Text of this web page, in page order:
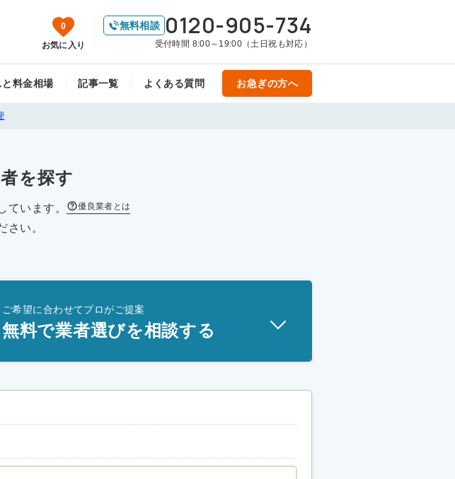
0
お気に入り
無料相談 0120-905-734
受付時間 8:00～19:00（土日祝も対応）
料金相場 記事一覧 よくある質問 お急ぎの方へ
を探す
ています。 優良業者とは
さい。
ご希望に合わせてプロがご提案
無料で業者選びを相談する